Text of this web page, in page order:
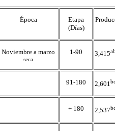
Época
Etapa
(Días)
Noviembre a marzo
seca
1-90 3,415
91-180 2,601
+ 180 2,537